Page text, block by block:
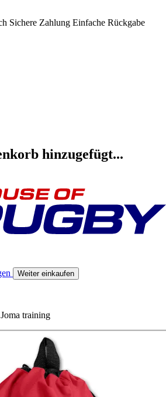
Sichere Zahlung Einfache Rückgabe
hinzugefügt...
Weiter einkaufen
training